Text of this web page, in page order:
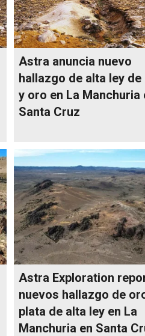
Astra anuncia nuevo
hallazgo de alta ley de
y oro en La Manchuria
Santa Cruz
Astra Exploration
nuevos hallazgo de
plata de alta ley en La
Manchuria en Santa